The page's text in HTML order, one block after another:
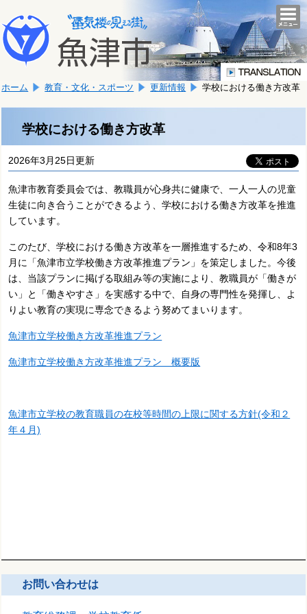
文
へ
移
ま
す。
こ
か
文
ホーム 教育・文化・スポーツ 更新情報 学校における働き方改革
学校における働き方改革
2026年3月25日更新
魚津市教育委員会では、教職員が心身共に健康で、一人一人の児童
生徒に向き合うことができるよう、学校における働き方改革を推進
しています。
このたび、学校における働き方改革を一層推進するため、令和8年3
月に「魚津市立学校働き方改革推進プラン」を策定しました。今後
は、当該プランに掲げる取組み等の実施により、教職員が「働きが
い」と「働きやすさ」を実感する中で、自身の専門性を発揮し、よ
りよい教育の実現に専念できるよう努めてまいります。
魚津市立学校働き方改革推進プラン
魚津市立学校働き方改革推進プラン 概要版
魚津市立学校の教育職員の在校等時間の上限に関する方針(令和２
年４月)
お問い合わせは